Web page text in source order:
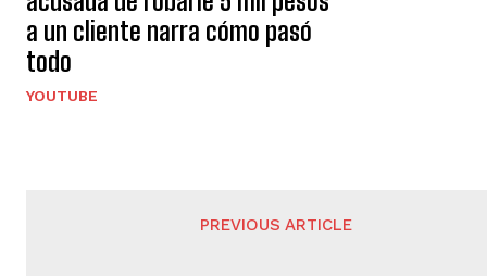
a un cliente narra cómo pasó
todo
YOUTUBE
PREVIOUS ARTICLE